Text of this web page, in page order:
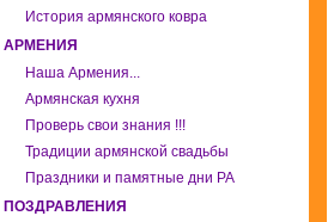
История армянского ковра
АРМЕНИЯ
Наша Армения...
Армянская кухня
Проверь свои знания !!!
Традиции армянской свадьбы
Праздники и памятные дни РА
ПОЗДРАВЛЕНИЯ